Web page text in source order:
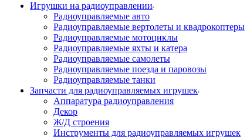
Игрушки на радиоуправлении
Радиоуправляемые авто
Радиоуправляемые вертолеты и квадрокоптеры
Радиоуправляемые мотоциклы
Радиоуправляемые яхты и катера
Радиоуправляемые самолеты
Радиоуправляемые поезда и паровозы
Радиоуправляемые танки
Запчасти для радиоуправляемых игрушек
Аппаратура радиоуправления
Декор
Ж/Д строения
Инструменты для радиоуправляемых игрушек